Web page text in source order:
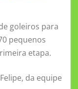
ai
l
e
gr
a
a
re
goleiros para
pequenos
etapa.
da equipe